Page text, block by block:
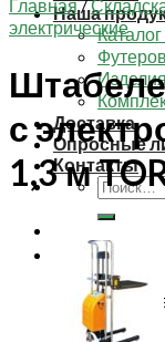
Наша
Доставка
Опросные
Контакты
Искать:
Корзина
Корзина
Главная/
электрические
с
1,3 м